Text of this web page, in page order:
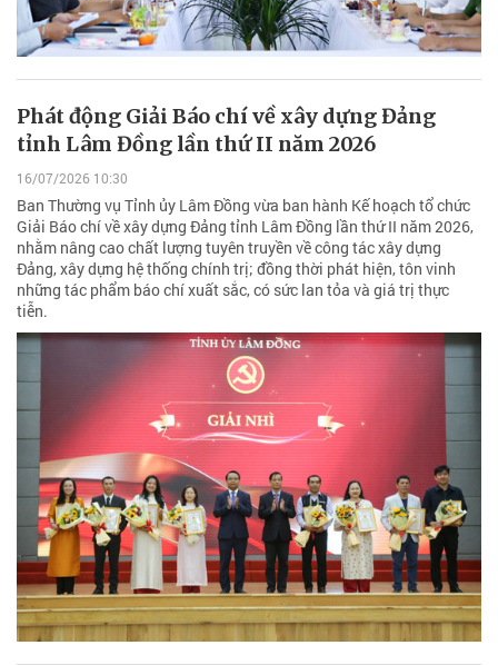
Phát động Giải Báo chí về xây dựng Đảng
tỉnh Lâm Đồng lần thứ II năm 2026
16/07/2026 10:30
Ban Thường vụ Tỉnh ủy Lâm Đồng vừa ban hành Kế hoạch tổ chức
Giải Báo chí về xây dựng Đảng tỉnh Lâm Đồng lần thứ II năm 2026,
nhằm nâng cao chất lượng tuyên truyền về công tác xây dựng
Đảng, xây dựng hệ thống chính trị; đồng thời phát hiện, tôn vinh
những tác phẩm báo chí xuất sắc, có sức lan tỏa và giá trị thực
tiễn.